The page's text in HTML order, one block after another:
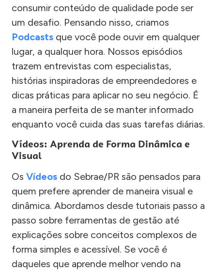
consumir conteúdo de qualidade pode ser
um desafio. Pensando nisso, criamos
Podcasts que você pode ouvir em qualquer
lugar, a qualquer hora. Nossos episódios
trazem entrevistas com especialistas,
histórias inspiradoras de empreendedores e
dicas práticas para aplicar no seu negócio. É
a maneira perfeita de se manter informado
enquanto você cuida das suas tarefas diárias.
Vídeos: Aprenda de Forma Dinâmica e
Visual
Os Vídeos do Sebrae/PR são pensados para
quem prefere aprender de maneira visual e
dinâmica. Abordamos desde tutoriais passo a
passo sobre ferramentas de gestão até
explicações sobre conceitos complexos de
forma simples e acessível. Se você é
daqueles que aprende melhor vendo na